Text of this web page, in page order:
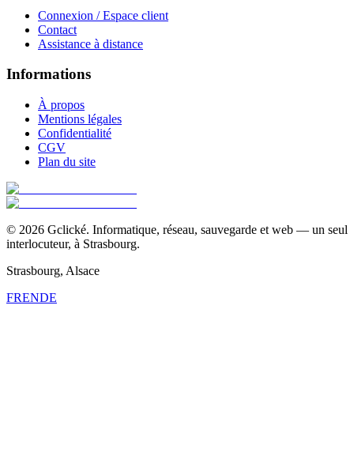
Connexion / Espace client
Contact
Assistance à distance
Informations
À propos
Mentions légales
Confidentialité
CGV
Plan du site
© 2026 Gclické. Informatique, réseau, sauvegarde et web — un seul
interlocuteur, à Strasbourg.
Strasbourg, Alsace
FRENDE